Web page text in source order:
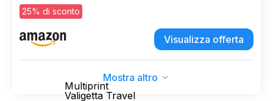
Educativi 3 4 5 6 Anni, Gioco Montessori per
Imparare a Leggere e Scrivere, Regalo Bambina
Regalo Bambino
25% di sconto
Visualizza offerta
Mostra altro
Multiprint
Valigetta Travel